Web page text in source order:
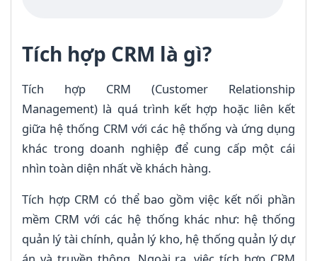
Tích hợp CRM là gì?
Tích hợp CRM (Customer Relationship
Management) là quá trình kết hợp hoặc liên kết
giữa hệ thống CRM với các hệ thống và ứng dụng
khác trong doanh nghiệp để cung cấp một cái
nhìn toàn diện nhất về khách hàng.
Tích hợp CRM có thể bao gồm việc kết nối phần
mềm CRM với các hệ thống khác như: hệ thống
quản lý tài chính, quản lý kho, hệ thống quản lý dự